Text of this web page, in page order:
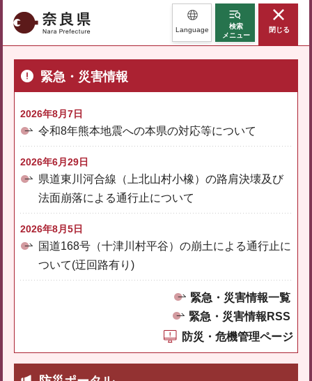
奈良県 Language
検索
メニュー
閉じる
緊急・災害情報
2026年8月7日
令和8年熊本地震への本県の対応等について
2026年6月29日
県道東川河合線（上北山村小橡）の路肩決壊及び
法面崩落による通行止について
2026年8月5日
国道168号（十津川村平谷）の崩土による通行止に
ついて(迂回路有り)
緊急・災害情報一覧
緊急・災害情報RSS
防災・危機管理ページ